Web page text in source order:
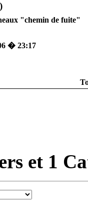
"chemin de fuite"
� 23:17
et 1